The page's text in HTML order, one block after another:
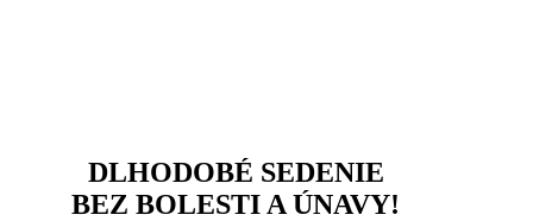
DLHODOBÉ SEDENIE
BEZ BOLESTI A ÚNAVY!